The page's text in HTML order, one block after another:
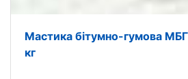
Мастика бітумно-гумова
кг